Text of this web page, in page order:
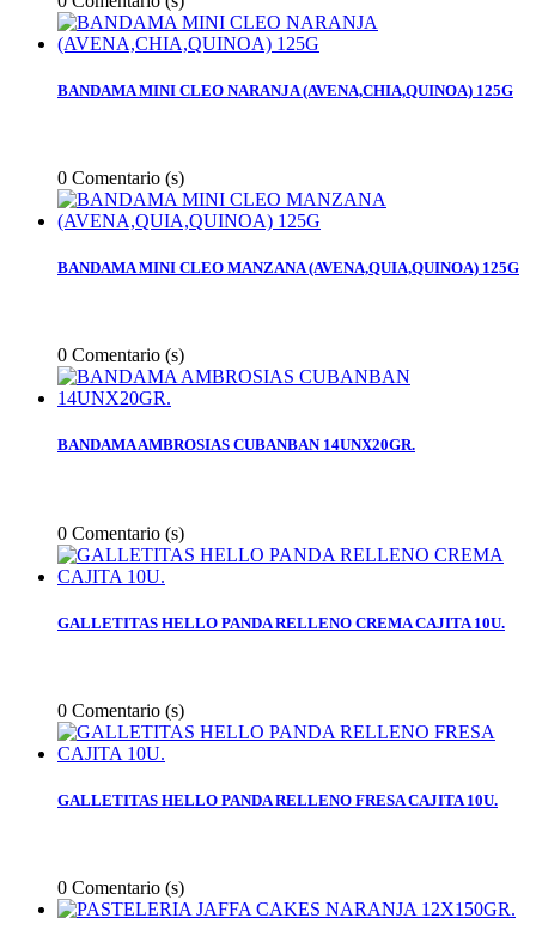
BANDAMA MINI CLEO NARANJA (AVENA,CHIA,QUINOA) 125G
0 Comentario (s)
BANDAMA MINI CLEO MANZANA (AVENA,QUIA,QUINOA) 125G
0 Comentario (s)
BANDAMA AMBROSIAS CUBANBAN 14UNX20GR.
0 Comentario (s)
GALLETITAS HELLO PANDA RELLENO CREMA CAJITA 10U.
0 Comentario (s)
GALLETITAS HELLO PANDA RELLENO FRESA CAJITA 10U.
0 Comentario (s)